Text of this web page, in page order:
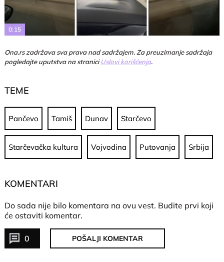
Video
0:15
Ona.rs zadržava sva prava nad sadržajem. Za preuzimanje sadržaja
pogledajte uputstva na straniciUslovi korišćenja.
TEME
Pančevo Tamiš Dunav Starčevo
Starčevačka kultura Vojvodina Putovanja Srbija
KOMENTARI
Do sada nije bilo komentara na ovu vest. Budite prvi koji
će ostaviti komentar.
0 POŠALJI KOMENTAR